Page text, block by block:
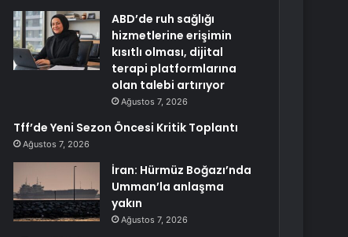
ABD’de ruh sağlığı
hizmetlerine erişimin
kısıtlı olması, dijital
terapi platformlarına
olan talebi artırıyor
Ağustos 7, 2026
Tff’de Yeni Sezon Öncesi Kritik Toplantı
Ağustos 7, 2026
İran: Hürmüz Boğazı’nda
Umman’la anlaşma
yakın
Ağustos 7, 2026